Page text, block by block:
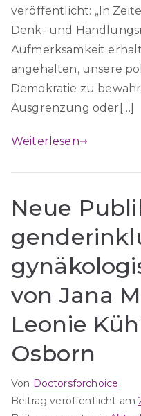
veröffentlicht: „In
Denk- und
Aufmerksamkeit
angehalten, unsere
Demokratie zu
Ausgrenzung oder[…]
Weiterlesen
Neue
von Jana
Leonie
Osborn
Von Doctorsforchoice
Beitrag veröffentlicht am